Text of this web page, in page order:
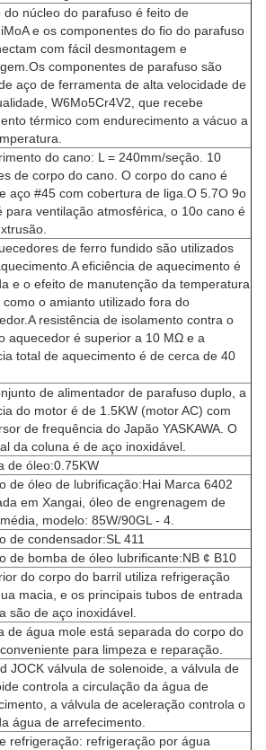
do núcleo do parafuso é feito de
e os componentes do fio do parafuso
com fácil desmontagem e
componentes de parafuso são
aço de ferramenta de alta velocidade de
W6Mo5Cr4V2, que recebe
térmico com endurecimento a vácuo a
do cano: L = 240mm/seção. 10
de corpo do cano. O corpo do cano é
aço #45 com cobertura de liga.O 5.7O 9o
para ventilação atmosférica, o 10o cano é
de ferro fundido são utilizados
eficiência de aquecimento é
e o efeito de manutenção da temperatura
como o amianto utilizado fora do
resistência de isolamento contra o
aquecedor é superior a 10 MΩ e a
total de aquecimento é de cerca de 40
de alimentador de parafuso duplo, a
do motor é de 1.5KW (motor AC) com
de frequência do Japão YASKAWA. O
da coluna é de aço inoxidável.
de óleo:0.75KW
de óleo de lubrificação:Hai Marca 6402
em Xangai, óleo de engrenagem de
modelo: 85W/90GL - 4.
de condensador:SL 411
de bomba de óleo lubrificante:NB ¢ B10
do corpo do barril utiliza refrigeração
macia, e os principais tubos de entrada
são de aço inoxidável.
de água mole está separada do corpo do
para limpeza e reparação.
JOCK válvula de solenoide, a válvula de
controla a circulação da água de
a válvula de aceleração controla o
água de arrefecimento.
refrigeração: refrigeração por água